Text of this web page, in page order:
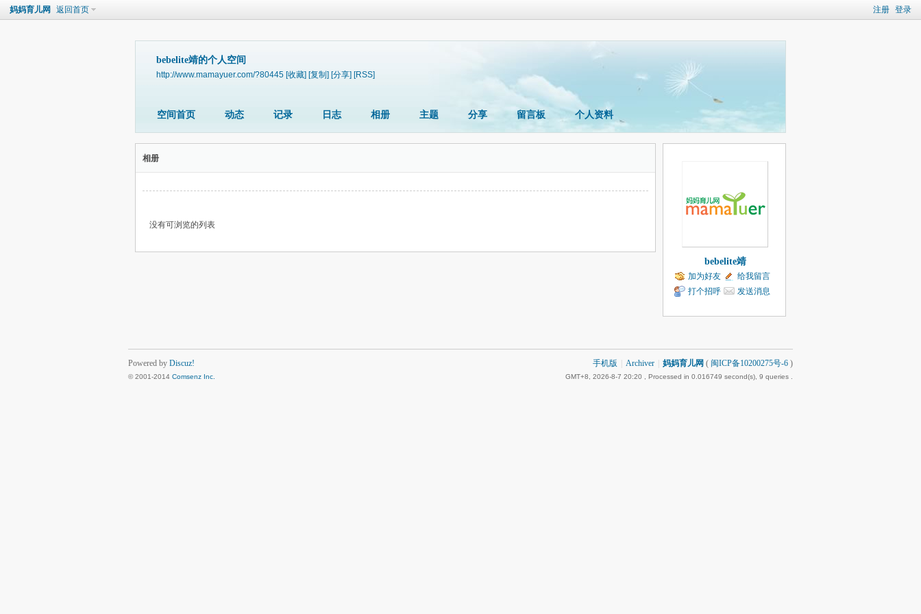
注册 登录
妈妈育儿网 返回首页
bebelite靖的个人空间
http://www.mamayuer.com/?80445 [收藏] [复制] [分享] [RSS]
空间首页 动态 记录 日志 相册 主题 分享 留言板 个人资料
相册
没有可浏览的列表
bebelite靖
加为好友
给我留言
打个招呼
发送消息
手机版 Archiver 妈妈育儿网 ( 闽ICP备10200275号-6 )
GMT+8, 2026-8-7 20:20 , Processed in 0.016749 second(s), 9 queries .
Powered by Discuz!
© 2001-2014 Comsenz Inc.